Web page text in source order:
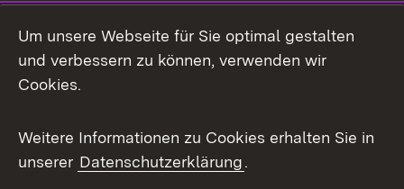
Mastodon
Messenger
Social Wall
X / Twitter
Um unsere Webseite für Sie optimal gestalten
und verbessern zu können, verwenden wir
Cookies.
Weitere Informationen zu Cookies erhalten Sie in
unserer Datenschutzerklärung.